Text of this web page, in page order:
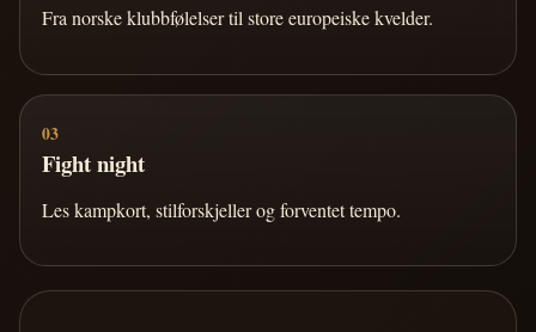
Fra norske klubbfølelser til store europeiske kvelder.
03
Fight night
Les kampkort, stilforskjeller og forventet tempo.